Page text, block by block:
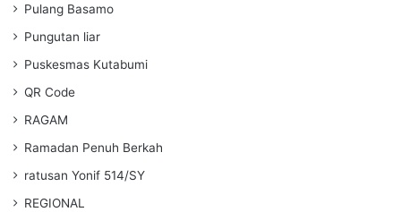
Pulang Basamo
Pungutan liar
Puskesmas Kutabumi
QR Code
RAGAM
Ramadan Penuh Berkah
ratusan Yonif 514/SY
REGIONAL